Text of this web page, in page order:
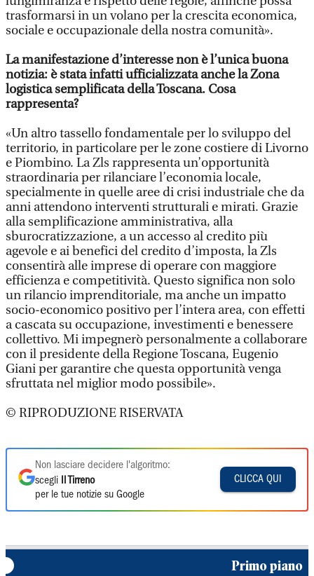
trasformarsi in un volano per la crescita economica,
sociale e occupazionale della nostra comunità».
La manifestazione d’interesse non è l’unica buona
notizia: è stata infatti ufficializzata anche la Zona
logistica semplificata della Toscana. Cosa
rappresenta?
«Un altro tassello fondamentale per lo sviluppo del
territorio, in particolare per le zone costiere di Livorno
e Piombino. La Zls rappresenta un’opportunità
straordinaria per rilanciare l’economia locale,
specialmente in quelle aree di crisi industriale che da
anni attendono interventi strutturali e mirati. Grazie
alla semplificazione amministrativa, alla
sburocratizzazione, a un accesso al credito più
agevole e ai benefici del credito d’imposta, la Zls
consentirà alle imprese di operare con maggiore
efficienza e competitività. Questo significa non solo
un rilancio imprenditoriale, ma anche un impatto
socio-economico positivo per l’intera area, con effetti
a cascata su occupazione, investimenti e benessere
collettivo. Mi impegnerò personalmente a collaborare
con il presidente della Regione Toscana, Eugenio
Giani per garantire che questa opportunità venga
sfruttata nel miglior modo possibile».
© RIPRODUZIONE RISERVATA
Non lasciare decidere l'algoritmo:
scegli
Il Tirreno
per le tue notizie su Google
CLICCA QUI
Primo piano